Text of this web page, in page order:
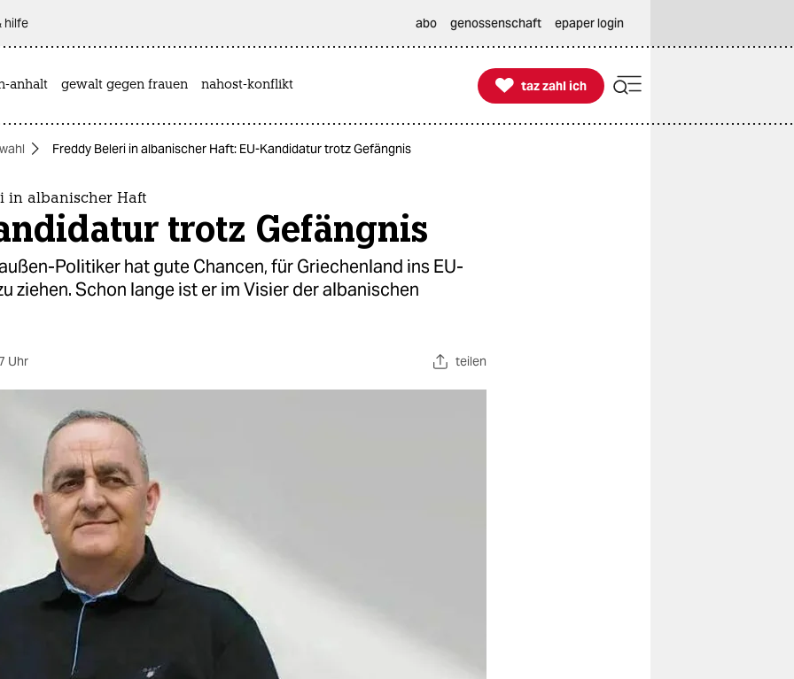
hilfe abo genossenschaft epaper login
anhalt gewalt gegen frauen nahost-konflikt 
taz zahl ich
taz zahl ich
Freddy Beleri in albanischer Haft: EU-Kandidatur trotz Gefängnis
in albanischer Haft
trotz Gefängnis
Politiker hat gute Chancen, für Griechenland ins EU-
ziehen. Schon lange ist er im Visier der albanischen
Uhr teilen